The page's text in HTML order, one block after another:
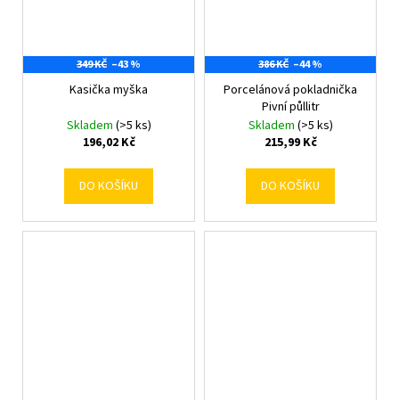
349 KČ –43 %
Kasička myška
Skladem (>5 ks)
196,02 Kč
DO KOŠÍKU
386 KČ –44 %
Porcelánová pokladnička
Pivní půllitr
Skladem (>5 ks)
215,99 Kč
DO KOŠÍKU